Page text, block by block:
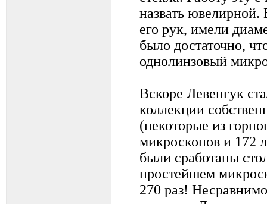
назвать ювелирной.
его рук, имели
было достаточно,
однолинзовый
Вскоре Левенгук
коллекции
(некоторые из
микроскопов и 172
были сработаны
простейшем
270 раз!